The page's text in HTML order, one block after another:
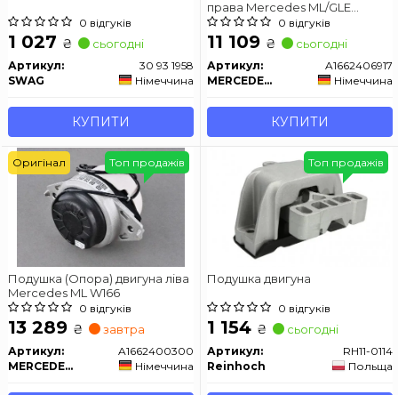
0 відгуків
1 027 ₴ сьогодні
Артикул:
30 93 1958
SWAG
Німеччина
КУПИТИ
права Mercedes ML/GLE
W166/C292 / GL/GLS X166
0 відгуків
11 109 ₴ сьогодні
Артикул:
A1662406917
MERCEDES-BENZ
Німеччина
КУПИТИ
Подушка (Опора) двигуна ліва
Mercedes ML W166
0 відгуків
13 289 ₴ завтра
Артикул:
A1662400300
MERCEDES-BENZ
Німеччина
Топ продажів
Оригінал
Подушка двигуна
0 відгуків
1 154 ₴ сьогодні
Артикул:
RH11-0114
Reinhoch
Польща
Топ продажів